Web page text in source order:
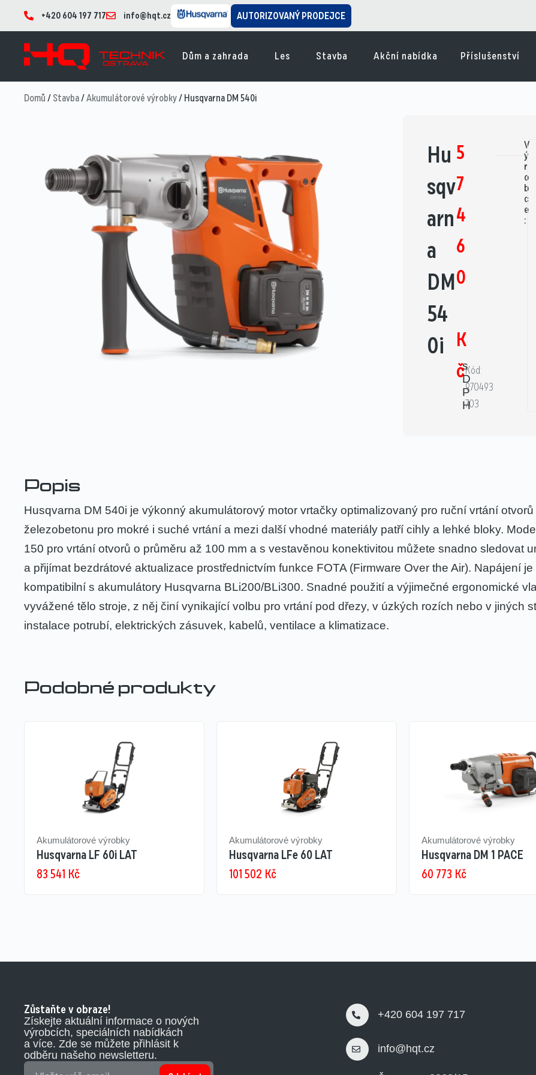
+420 604 197 717 info@hqt.cz AUTORIZOVANÝ PRODEJCE
Dům a zahrada Les Stavba Akční nabídka Příslušenství
Domů/Stavba/Akumulátorové výrobky/ Husqvarna DM 540i
Hu
sqv
arn
a
DM
54
0i
5
7
4
6
0
K
čs
D
P
H
Kód:
970493
703
V
ý
r
o
b
c
e
:
Popis
Husqvarna DM 540i je výkonný akumulátorový motor vrtačky optimalizovaný pro ruční vrtání
železobetonu pro mokré i suché vrtání a mezi další vhodné materiály patří cihly a lehké bloky.
150 pro vrtání otvorů o průměru až 100 mm a s vestavěnou konektivitou můžete snadno sledovat
a přijímat bezdrátové aktualizace prostřednictvím funkce FOTA (Firmware Over the Air). Napájení
kompatibilní s akumulátory Husqvarna BLi200/BLi300. Snadné použití a výjimečné ergonomické
vyvážené tělo stroje, z něj činí vynikající volbu pro vrtání pod dřezy, v úzkých rozích nebo v jiných
instalace potrubí, elektrických zásuvek, kabelů, ventilace a klimatizace.
Podobné produkty
Akumulátorové výrobky
Husqvarna LF 60i LAT
83 541 Kč
Akumulátorové výrobky
Husqvarna LFe 60 LAT
101 502 Kč
Akumulátorové výrobky
Husqvarna DM 1 PACE
60 773 Kč
Zůstaňte v obraze!
Získejte aktuální informace o nových
výrobcích, speciálních nabídkách
a více. Zde se můžete přihlásit k
odběru našeho newsletteru.
+420 604 197 717
info@hqt.cz